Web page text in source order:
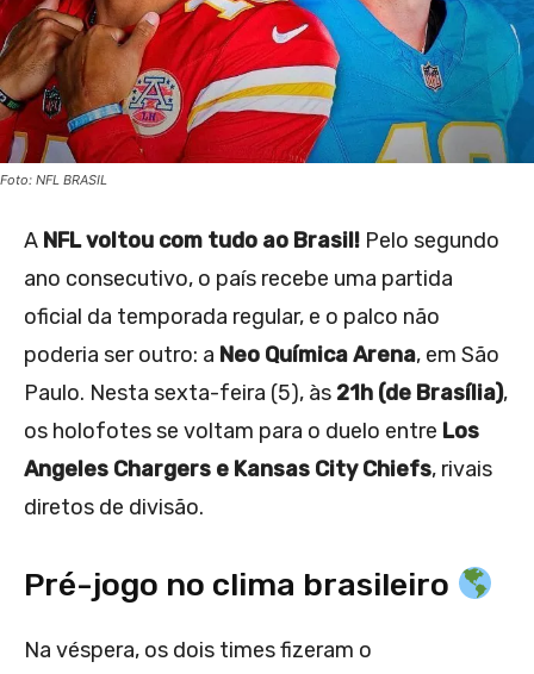
Foto: NFL BRASIL
A NFL voltou com tudo ao Brasil! Pelo segundo
ano consecutivo, o país recebe uma partida
oficial da temporada regular, e o palco não
poderia ser outro: a Neo Química Arena, em São
Paulo. Nesta sexta-feira (5), às 21h (de Brasília),
os holofotes se voltam para o duelo entre Los
Angeles Chargers e Kansas City Chiefs, rivais
diretos de divisão.
Pré-jogo no clima brasileiro
Na véspera, os dois times fizeram o